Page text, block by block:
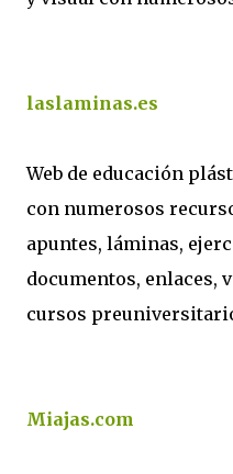
laslaminas.es
Web de educación
con numerosos
apuntes, láminas,
documentos, enlaces,
cursos
Miajas.com